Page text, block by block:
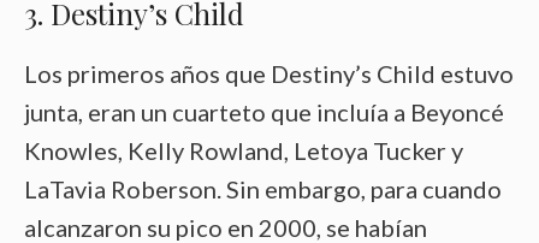
3. Destiny’s Child
Los primeros años que Destiny’s Child estuvo
junta, eran un cuarteto que incluía a Beyoncé
Knowles, Kelly Rowland, Letoya Tucker y
LaTavia Roberson. Sin embargo, para cuando
alcanzaron su pico en 2000, se habían